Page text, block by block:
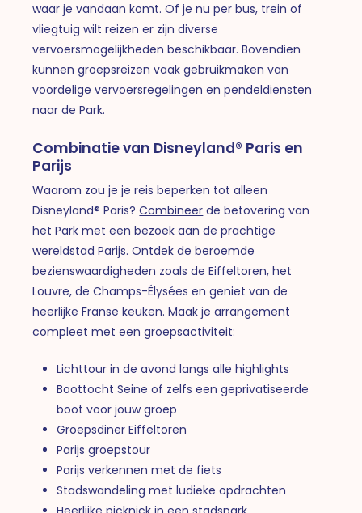
waar je vandaan komt. Of je nu per bus, trein of
vliegtuig wilt reizen er zijn diverse
vervoersmogelijkheden beschikbaar. Bovendien
kunnen groepsreizen vaak gebruikmaken van
voordelige vervoersregelingen en pendeldiensten
naar de Park.
Combinatie van Disneyland® Paris en
Parijs
Waarom zou je je reis beperken tot alleen
Disneyland® Paris?Combineer de betovering van
het Park met een bezoek aan de prachtige
wereldstad Parijs. Ontdek de beroemde
bezienswaardigheden zoals de Eiffeltoren, het
Louvre, de Champs-Élysées en geniet van de
heerlijke Franse keuken. Maak je arrangement
compleet met een groepsactiviteit:
Lichttour in de avond langs alle highlights
Boottocht Seine of zelfs een geprivatiseerde
boot voor jouw groep
Groepsdiner Eiffeltoren
Parijs groepstour
Parijs verkennen met de fiets
Stadswandeling met ludieke opdrachten